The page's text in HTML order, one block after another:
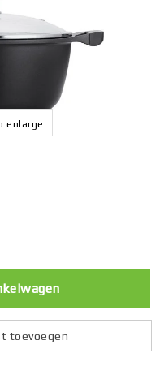
enlarge
toevoegen